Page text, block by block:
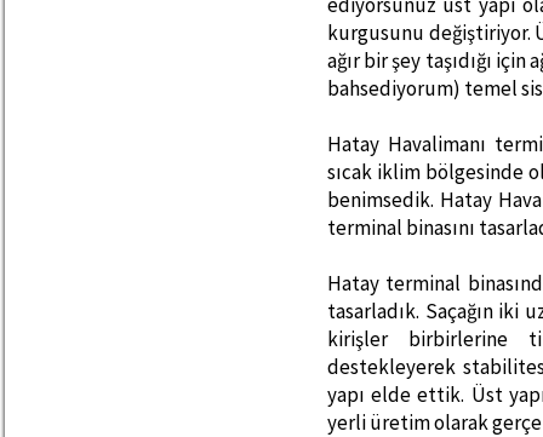
kurgusunu değiştiriyor.
ağır bir şey taşıdığı
bahsediyorum) temel
Hatay Havalimanı
sıcak iklim bölgesinde
benimsedik. Hatay
terminal binasını
Hatay terminal
tasarladık. Saçağın iki
kirişler birbirlerine
destekleyerek
yapı elde ettik. Üst
yerli üretim olarak